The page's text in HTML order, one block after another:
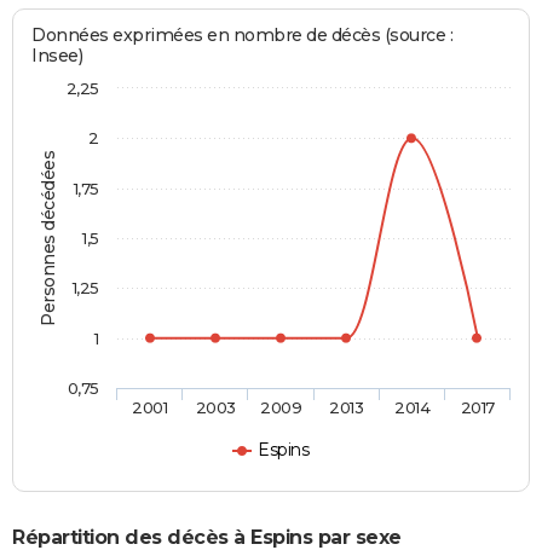
Personnes décédées
Données exprimées en nombre de décès (source :
Insee)
Espins
2001 2003 2009 2013 2014 2017
0,75
1
1,25
1,5
1,75
2
2,25
Répartition des décès à Espins par sexe